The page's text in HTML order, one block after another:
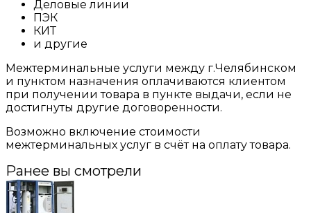
Деловые линии
ПЭК
КИТ
и другие
Межтерминальные услуги между г.Челябинском
и пунктом назначения оплачиваются клиентом
при получении товара в пункте выдачи, если не
достигнуты другие договоренности.
Возможно включение стоимости
межтерминальных услуг в счёт на оплату товара.
Ранее вы смотрели